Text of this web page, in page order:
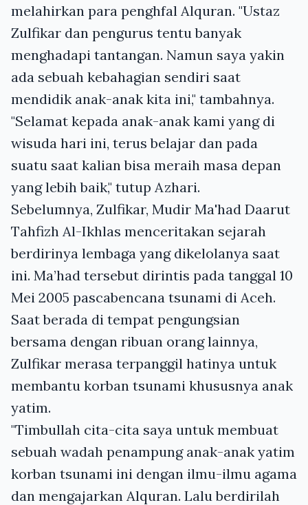
melahirkan para penghfal Alquran. "Ustaz
Zulfikar dan pengurus tentu banyak
menghadapi tantangan. Namun saya yakin
ada sebuah kebahagian sendiri saat
mendidik anak-anak kita ini," tambahnya.
"Selamat kepada anak-anak kami yang di
wisuda hari ini, terus belajar dan pada
suatu saat kalian bisa meraih masa depan
yang lebih baik," tutup Azhari.
Sebelumnya, Zulfikar, Mudir Ma'had Daarut
Tahfizh Al-Ikhlas menceritakan sejarah
berdirinya lembaga yang dikelolanya saat
ini. Ma’had tersebut dirintis pada tanggal 10
Mei 2005 pascabencana tsunami di Aceh.
Saat berada di tempat pengungsian
bersama dengan ribuan orang lainnya,
Zulfikar merasa terpanggil hatinya untuk
membantu korban tsunami khususnya anak
yatim.
"Timbullah cita-cita saya untuk membuat
sebuah wadah penampung anak-anak yatim
korban tsunami ini dengan ilmu-ilmu agama
dan mengajarkan Alquran. Lalu berdirilah